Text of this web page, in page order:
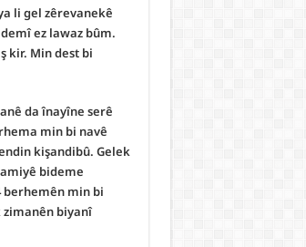
li gel zêrevanekê
ez lawaz bûm.
kir. Min dest bi
da înayîne serê
min bi navê
kişandibû. Gelek
bideme
min bi
biyanî